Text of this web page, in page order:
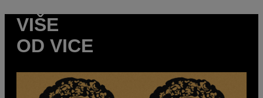
VIŠE
OD VICE